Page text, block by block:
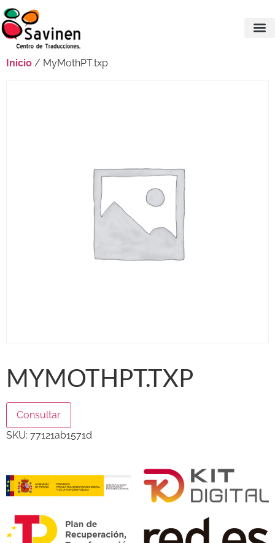
Inicio / MyMothPT.txp
MYMOTHPT.TXP
Consultar
SKU: 77121ab1571d